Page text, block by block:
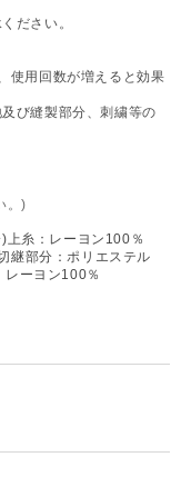
ださい。
使用回数が増えると効果
び縫製部分、刺繍等の
。)
上糸：レーヨン100％
継部分：ポリエステル
ーヨン100％